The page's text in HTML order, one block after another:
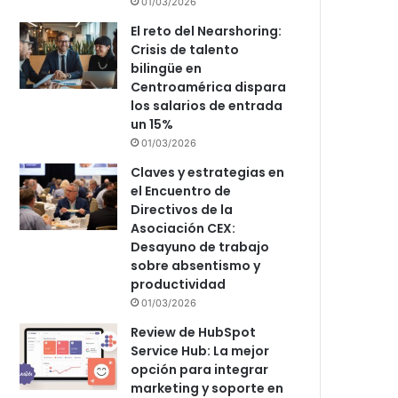
El reto del Nearshoring:
Crisis de talento
bilingüe en
Centroamérica dispara
los salarios de entrada
un 15%
01/03/2026
Claves y estrategias en
el Encuentro de
Directivos de la
Asociación CEX:
Desayuno de trabajo
sobre absentismo y
productividad
01/03/2026
Review de HubSpot
Service Hub: La mejor
opción para integrar
marketing y soporte en